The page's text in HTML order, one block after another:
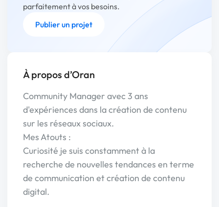
parfaitement à vos besoins.
Publier un projet
À propos d’Oran
Community Manager avec 3 ans
d'expériences dans la création de contenu
sur les réseaux sociaux.
Mes Atouts :
Curiosité je suis constamment à la
recherche de nouvelles tendances en terme
de communication et création de contenu
digital.